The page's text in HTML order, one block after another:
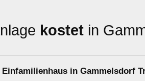
kostet in
in Gammelsdorf